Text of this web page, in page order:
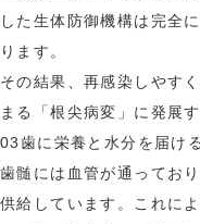
した生体防御機構は完全
ります。
その結果、再感染しやす
まる「根尖病変」に発展
03歯に栄養と水分を届け
歯髄には血管が通ってお
供給しています。これに